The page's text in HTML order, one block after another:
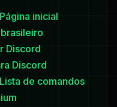
Página inicial
Discord
Discord
Lista de comandos